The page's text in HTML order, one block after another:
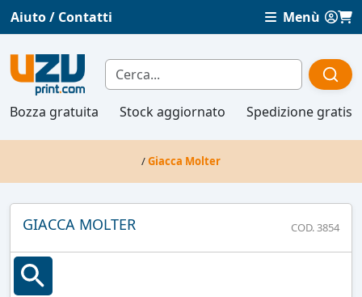
Aiuto / Contatti Menù
Bozza gratuita Stock aggiornato Spedizione gratis
/Giacca Molter
GIACCA MOLTER COD. 3854